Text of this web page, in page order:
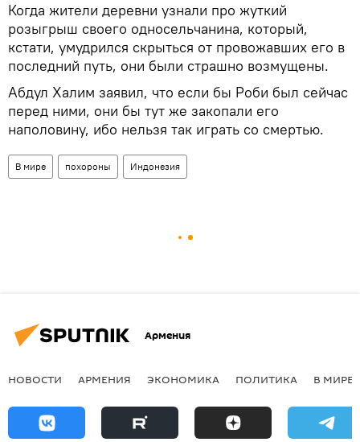
Когда жители деревни узнали про жуткий
розыгрыш своего односельчанина, который,
кстати, умудрился скрыться от провожавших его в
последний путь, они были страшно возмущены.
Абдул Халим заявил, что если бы Роби был сейчас
перед ними, они бы тут же закопали его
наполовину, ибо нельзя так играть со смертью.
В мире похороны Индонезия
Армения
НОВОСТИ АРМЕНИЯ ЭКОНОМИКА ПОЛИТИКА В МИРЕ